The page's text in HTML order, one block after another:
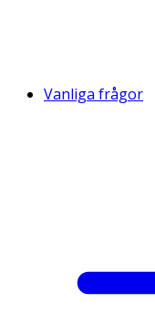
Vanliga frågor